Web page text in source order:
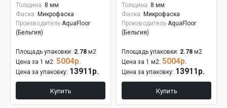
Толщина: 8 мм
Фаска: Микрофаска
Производитель AquaFloor
(Бельгия)
Площадь упаковки: 2.78 м2
Цена за 1 м2: 5004р.
Цена за упаковку: 13911р.
Купить
Толщина: 8 мм
Фаска: Микрофаска
Производитель AquaFloor
(Бельгия)
Площадь упаковки: 2.78 м2
Цена за 1 м2: 5004р.
Цена за упаковку: 13911р.
Купить